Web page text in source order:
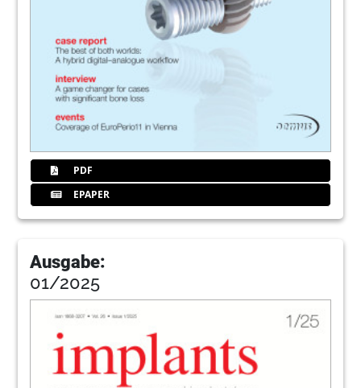
PDF
EPAPER
Ausgabe:
01/2025